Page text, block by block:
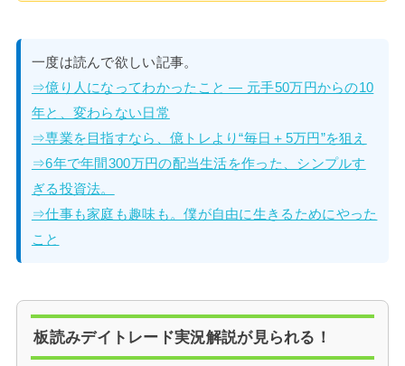
一度は読んで欲しい記事。
⇒億り人になってわかったこと — 元手50万円からの10
年と、変わらない日常
⇒専業を目指すなら、億トレより“毎日＋5万円”を狙え
⇒6年で年間300万円の配当生活を作った、シンプルす
ぎる投資法。
⇒仕事も家庭も趣味も。僕が自由に生きるためにやった
こと
板読みデイトレード実況解説が見られる！